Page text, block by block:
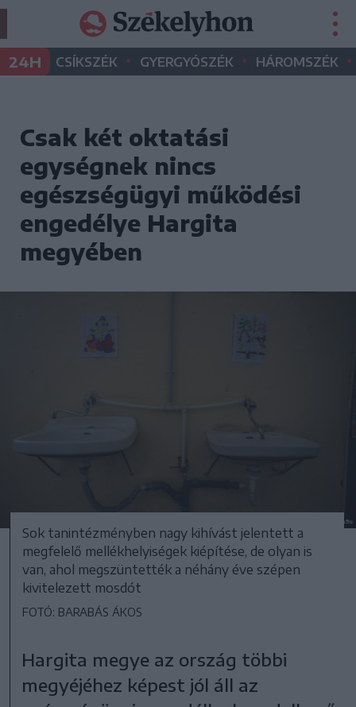
24H CSÍKSZÉK • GYERGYÓSZÉK • HÁROMSZÉK •
Csak két oktatási
egységnek nincs
egészségügyi működési
engedélye Hargita
megyében
Sok tanintézményben nagy kihívást jelentett a
megfelelő mellékhelyiségek kiépítése, de olyan is
van, ahol megszüntették a néhány éve szépen
kivitelezett mosdót
FOTÓ: BARABÁS ÁKOS
Hargita megye az ország többi
megyéjéhez képest jól áll az